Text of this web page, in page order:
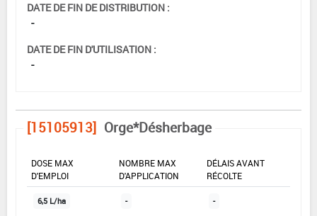
DATE DE FIN DE DISTRIBUTION :
-
DATE DE FIN D'UTILISATION :
-
[15105913] Orge*Désherbage
DOSE MAX
D'EMPLOI
NOMBRE MAX
D'APPLICATION
DÉLAIS AVANT
RÉCOLTE
6,5 L/ha - -